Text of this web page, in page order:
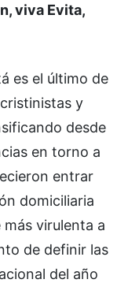
viva Evita,
es el último de
y
desde
en torno a
entrar
domiciliaria
virulenta a
de definir las
del año